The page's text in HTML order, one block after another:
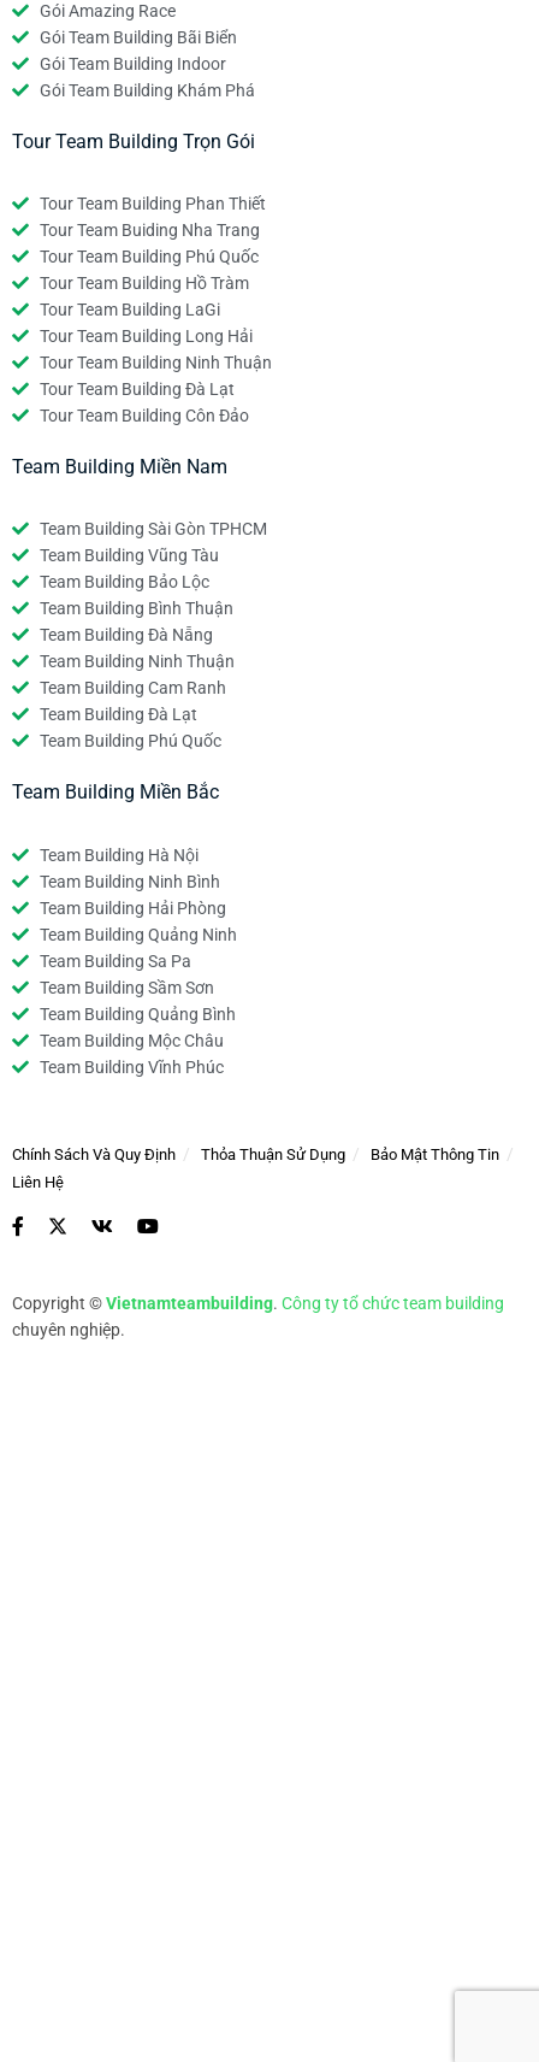
Gói Amazing Race
Gói Team Building Bãi Biển
Gói Team Building Indoor
Gói Team Building Khám Phá
Tour Team Building Trọn Gói
Tour Team Building Phan Thiết
Tour Team Buiding Nha Trang
Tour Team Building Phú Quốc
Tour Team Building Hồ Tràm
Tour Team Building LaGi
Tour Team Building Long Hải
Tour Team Building Ninh Thuận
Tour Team Building Đà Lạt
Tour Team Building Côn Đảo
Team Building Miền Nam
Team Building Sài Gòn TPHCM
Team Building Vũng Tàu
Team Building Bảo Lộc
Team Building Bình Thuận
Team Building Đà Nẵng
Team Building Ninh Thuận
Team Building Cam Ranh
Team Building Đà Lạt
Team Building Phú Quốc
Team Building Miền Bắc
Team Building Hà Nội
Team Building Ninh Bình
Team Building Hải Phòng
Team Building Quảng Ninh
Team Building Sa Pa
Team Building Sầm Sơn
Team Building Quảng Bình
Team Building Mộc Châu
Team Building Vĩnh Phúc
Chính Sách Và Quy Định Thỏa Thuận Sử Dụng
Bảo Mật Thông Tin
Liên Hệ
Copyright ©Vietnamteambuilding. Công ty tổ chức team building
chuyên nghiệp.